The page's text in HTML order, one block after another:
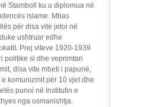
Stamboll ku u diplomua në
islame. Mbas
për disa vite jetoi në
ushtruar edhe
Prej viteve 1920-1939
politike si dhe veprimtari
disa vite mbeti i papunë,
komunizmit për 10 vjet dhe
punoi në Institutin e
nga osmanishtja.